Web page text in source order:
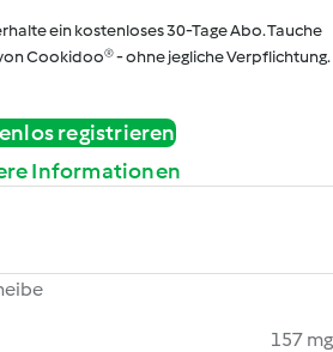
ein kostenloses 30-Tage Abo. Tauche
Cookidoo® - ohne jegliche Verpflichtung.
registrieren
Informationen
157 mg